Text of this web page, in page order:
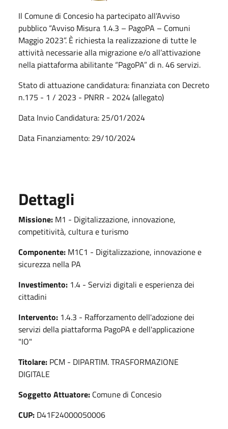
Il Comune di Concesio ha partecipato all’Avviso
pubblico “Avviso Misura 1.4.3 – PagoPA – Comuni
Maggio 2023”. È richiesta la realizzazione di tutte le
attività necessarie alla migrazione e/o all’attivazione
nella piattaforma abilitante “PagoPA” di n. 46 servizi.
Stato di attuazione candidatura: finanziata con Decreto
n.175 - 1 / 2023 - PNRR - 2024 (allegato)
Data Invio Candidatura: 25/01/2024
Data Finanziamento: 29/10/2024
Dettagli
Missione: M1 - Digitalizzazione, innovazione,
competitività, cultura e turismo
Componente: M1C1 - Digitalizzazione, innovazione e
sicurezza nella PA
Investimento: 1.4 - Servizi digitali e esperienza dei
cittadini
Intervento: 1.4.3 - Rafforzamento dell'adozione dei
servizi della piattaforma PagoPA e dell'applicazione
"IO"
Titolare: PCM - DIPARTIM. TRASFORMAZIONE
DIGITALE
Soggetto Attuatore: Comune di Concesio
CUP: D41F24000050006